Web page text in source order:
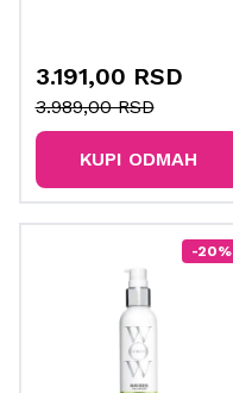
3.191,00 RSD
3.989,00 RSD
KUPI ODMAH
-20%